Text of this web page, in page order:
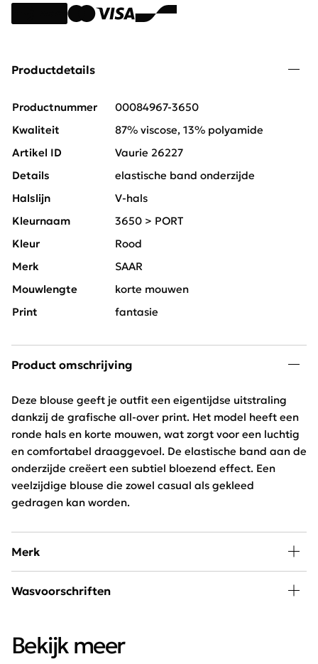
Productdetails
Productnummer
00084967-3650
Kwaliteit
87% viscose, 13% polyamide
Artikel ID
Vaurie 26227
Details
elastische band onderzijde
Halslijn
V-hals
Kleurnaam
3650 > PORT
Kleur
Rood
Merk
SAAR
Mouwlengte
korte mouwen
Print
fantasie
Product omschrijving
Deze blouse geeft je outfit een eigentijdse uitstraling
dankzij de grafische all-over print. Het model heeft een
ronde hals en korte mouwen, wat zorgt voor een luchtig
en comfortabel draaggevoel. De elastische band aan de
onderzijde creëert een subtiel bloezend effect. Een
veelzijdige blouse die zowel casual als gekleed
gedragen kan worden.
Merk
A little piece of happiness kan iedere vrouw in haar
Wasvoorschriften
Bekijk meer